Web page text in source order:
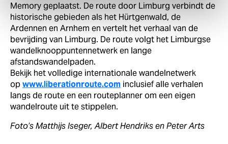
Memory geplaatst. De route door Limburg verbindt de
historische gebieden als het Hürtgenwald, de
Ardennen en Arnhem en vertelt het verhaal van de
bevrijding van Limburg. De route volgt het Limburgse
wandelknooppuntennetwerk en lange
afstandswandelpaden.
Bekijk het volledige internationale wandelnetwerk
opwww.liberationroute.com inclusief alle verhalen
langs de route en een routeplanner om een eigen
wandelroute uit te stippelen.
Foto’s Matthijs Iseger, Albert Hendriks en Peter Arts